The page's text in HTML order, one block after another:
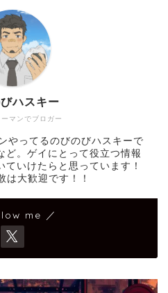
マンでブロガー
ハスキー
やってるのびのびハスキーで
ど。ゲイにとって役立つ情報
いけたらと思っています！
は大歓迎です！！
me ／